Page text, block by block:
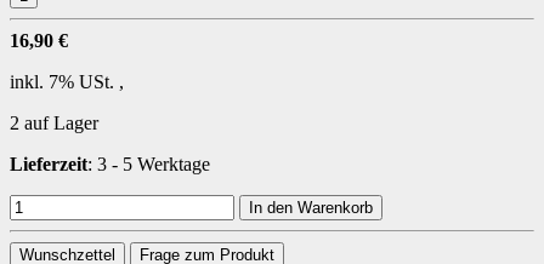
16,90 €
inkl. 7% USt. ,
2 auf Lager
Lieferzeit: 3 - 5 Werktage
In den Warenkorb
Wunschzettel Frage zum Produkt